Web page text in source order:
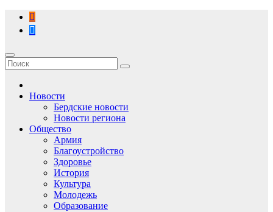
Перейти
содержимому
Новости
Бердские новости
Новости региона
Общество
Армия
Благоустройство
Здоровье
История
Культура
Молодежь
Образование